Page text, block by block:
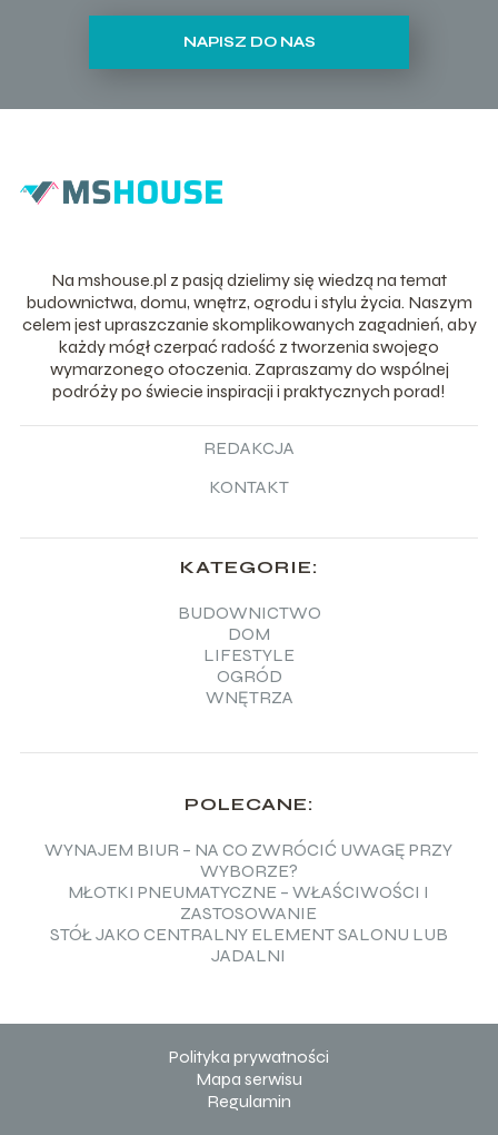
NAPISZ DO NAS
Na mshouse.pl z pasją dzielimy się wiedzą na temat
budownictwa, domu, wnętrz, ogrodu i stylu życia. Naszym
celem jest upraszczanie skomplikowanych zagadnień, aby
każdy mógł czerpać radość z tworzenia swojego
wymarzonego otoczenia. Zapraszamy do wspólnej
podróży po świecie inspiracji i praktycznych porad!
REDAKCJA
KONTAKT
KATEGORIE:
BUDOWNICTWO
DOM
LIFESTYLE
OGRÓD
WNĘTRZA
POLECANE:
WYNAJEM BIUR – NA CO ZWRÓCIĆ UWAGĘ PRZY
WYBORZE?
MŁOTKI PNEUMATYCZNE – WŁAŚCIWOŚCI I
ZASTOSOWANIE
STÓŁ JAKO CENTRALNY ELEMENT SALONU LUB
JADALNI
Polityka prywatności
Mapa serwisu
Regulamin